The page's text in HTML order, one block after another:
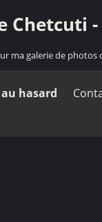
Chetcuti
ma galerie de photos
hasard